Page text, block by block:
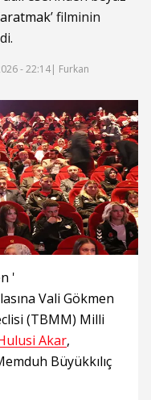
’ filminin
- 22:14| Furkan
'
Vali Gökmen
(TBMM) Milli
Akar,
Büyükkılıç